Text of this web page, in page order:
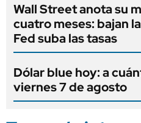
Wall Street anota su
cuatro meses: bajan
Fed suba las tasas
Dólar blue hoy: a
viernes 7 de agosto